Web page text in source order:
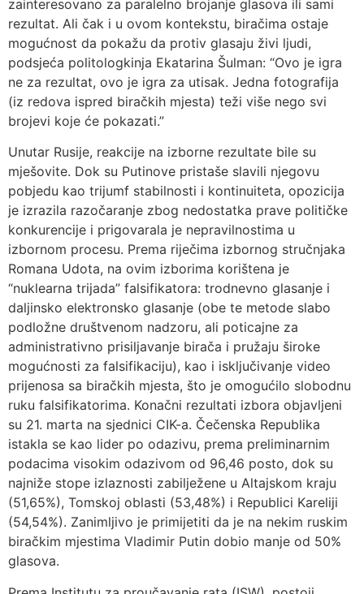
zainteresovano za paralelno brojanje glasova ili sami
rezultat. Ali čak i u ovom kontekstu, biračima ostaje
mogućnost da pokažu da protiv glasaju živi ljudi,
podsjeća politologkinja Ekatarina Šulman: “Ovo je igra
ne za rezultat, ovo je igra za utisak. Jedna fotografija
(iz redova ispred biračkih mjesta) teži više nego svi
brojevi koje će pokazati.”
Unutar Rusije, reakcije na izborne rezultate bile su
mješovite. Dok su Putinove pristaše slavili njegovu
pobjedu kao trijumf stabilnosti i kontinuiteta, opozicija
je izrazila razočaranje zbog nedostatka prave političke
konkurencije i prigovarala je nepravilnostima u
izbornom procesu. Prema riječima izbornog stručnjaka
Romana Udota, na ovim izborima korištena je
“nuklearna trijada” falsifikatora: trodnevno glasanje i
daljinsko elektronsko glasanje (obe te metode slabo
podložne društvenom nadzoru, ali poticajne za
administrativno prisiljavanje birača i pružaju široke
mogućnosti za falsifikaciju), kao i isključivanje video
prijenosa sa biračkih mjesta, što je omogućilo slobodnu
ruku falsifikatorima. Konačni rezultati izbora objavljeni
su 21. marta na sjednici CIK-a. Čečenska Republika
istakla se kao lider po odazivu, prema preliminarnim
podacima visokim odazivom od 96,46 posto, dok su
najniže stope izlaznosti zabilježene u Altajskom kraju
(51,65%), Tomskoj oblasti (53,48%) i Republici Kareliji
(54,54%). Zanimljivo je primijetiti da je na nekim ruskim
biračkim mjestima Vladimir Putin dobio manje od 50%
glasova.